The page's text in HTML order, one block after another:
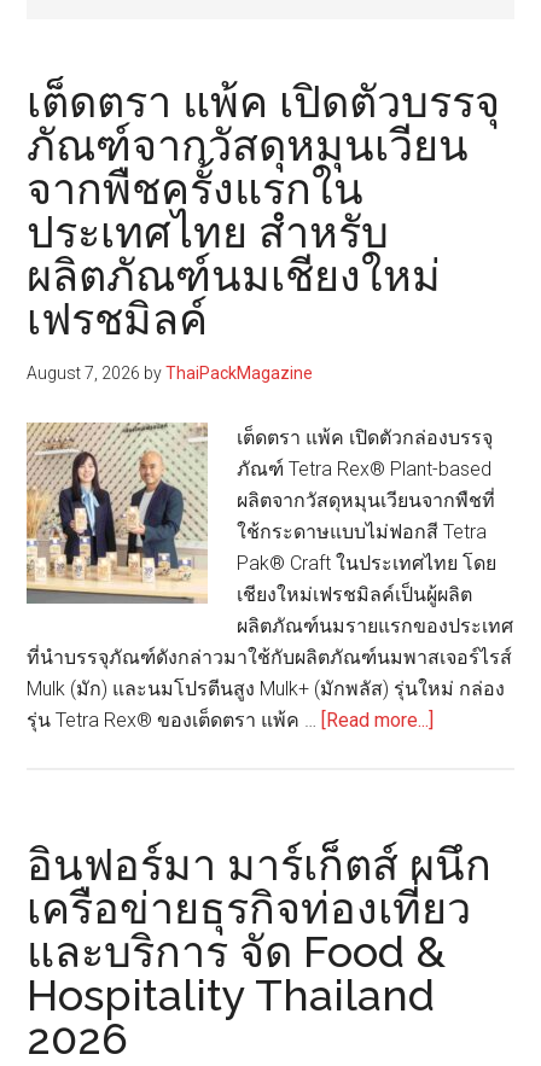
เต็ดตรา แพ้ค เปิดตัวบรรจุ
ภัณฑ์จากวัสดุหมุนเวียน
จากพืชครั้งแรกใน
ประเทศไทย สำหรับ
ผลิตภัณฑ์นมเชียงใหม่
เฟรชมิลค์
August 7, 2026 byThaiPackMagazine
เต็ดตรา แพ้ค เปิดตัวกล่องบรรจุ
ภัณฑ์ Tetra Rex® Plant-based
ผลิตจากวัสดุหมุนเวียนจากพืชที่
ใช้กระดาษแบบไม่ฟอกสี Tetra
Pak® Craft ในประเทศไทย โดย
เชียงใหม่เฟรชมิลค์เป็นผู้ผลิต
ผลิตภัณฑ์นมรายแรกของประเทศ
ที่นำบรรจุภัณฑ์ดังกล่าวมาใช้กับผลิตภัณฑ์นมพาสเจอร์ไรส์
Mulk (มัก) และนมโปรตีนสูง Mulk+ (มักพลัส) รุ่นใหม่ กล่อง
รุ่น Tetra Rex® ของเต็ดตรา แพ้ค …
[Read more...]
เปิด
ตัว
บรรจุ
ภัณฑ์
จาก
วัสดุ
อินฟอร์มา มาร์เก็ตส์ ผนึก
เครือข่ายธุรกิจท่องเที่ยว
และบริการ จัด Food &
Hospitality Thailand
2026